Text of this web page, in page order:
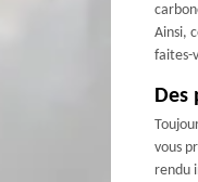
Ainsi,
faites-
vous
rendu